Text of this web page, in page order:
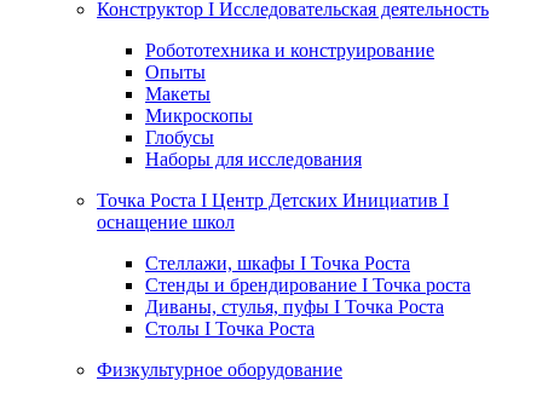
Конструктор I Исследовательская деятельность
Робототехника и конструирование
Опыты
Макеты
Микроскопы
Глобусы
Наборы для исследования
Точка Роста I Центр Детских Инициатив I
оснащение школ
Стеллажи, шкафы I Точка Роста
Стенды и брендирование I Точка роста
Диваны, стулья, пуфы I Точка Роста
Столы I Точка Роста
Физкультурное оборудование